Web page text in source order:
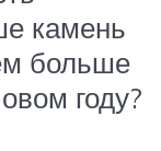
камень
больше
году?